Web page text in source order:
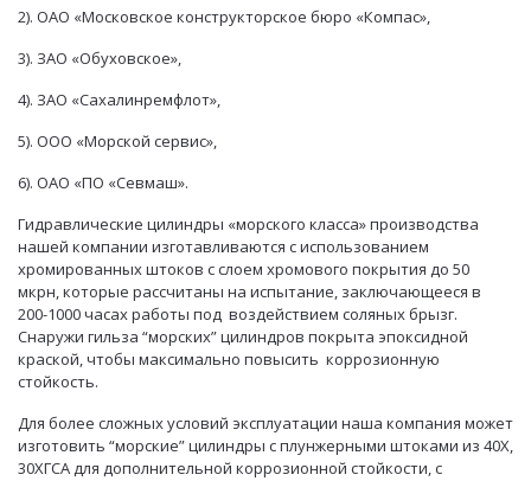
2). ОАО «Московское конструкторское бюро «Компас»,
3). ЗАО «Обуховское»,
4). ЗАО «Сахалинремфлот»,
5). ООО «Морской сервис»,
6). ОАО «ПО «Севмаш».
Гидравлические цилиндры «морского класса» производства
нашей компании изготавливаются с использованием
хромированных штоков с слоем хромового покрытия до 50
мкрн, которые рассчитаны на испытание, заключающееся в
200-1000 часах работы под воздействием соляных брызг.
Снаружи гильза “морских” цилиндров покрыта эпоксидной
краской, чтобы максимально повысить коррозионную
стойкость.
Для более сложных условий эксплуатации наша компания может
изготовить “морские” цилиндры с плунжерными штоками из 40Х,
30ХГСАдля дополнительной коррозионной стойкости, с